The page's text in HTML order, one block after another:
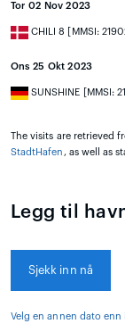
Tor 02 Nov 2023
CHILI 8 [MMSI:
Ons 25 Okt 2023
SUNSHINE [MMSI:
The visits are retrieved
StadtHafen, as well as
Legg til
Sjekk inn nå
Velg en annen dato enn